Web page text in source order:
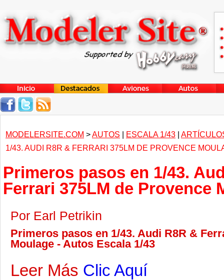
MODELERSITE.COM >AUTOS | ESCALA 1/43 |
1/43. AUDI R8R & FERRARI 375LM DE PROVENCE
Primeros pasos en 1/43.
Ferrari 375LM de Provence
Por Earl Petrikin
Primeros pasos en 1/43. Audi R8R &
Moulage - Autos Escala 1/43
Leer Más Clic Aquí